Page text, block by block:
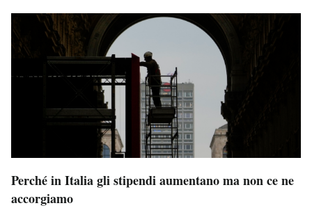
Perché in Italia gli stipendi aumentano ma non ce ne
accorgiamo